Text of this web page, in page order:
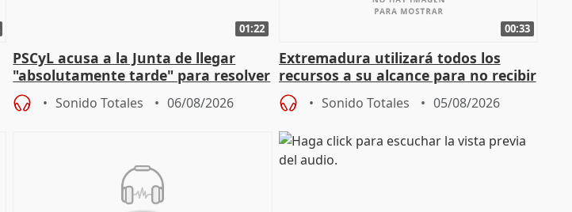
01:22
PSCyL acusa a la Junta de llegar
"absolutamente tarde" para resolver
problemas como Newcastle
Sonido Totales 06/08/2026
00:33
Extremadura utilizará todos los
recursos a su alcance para no recibir
más menores migrantes
Sonido Totales 05/08/2026